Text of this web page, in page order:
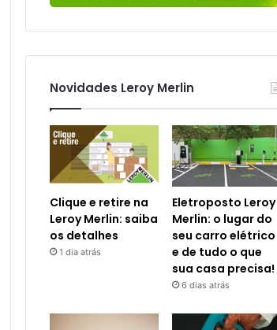
Novidades Leroy Merlin
Clique e retire na
Leroy Merlin: saiba
os detalhes
1 dia atrás
Eletroposto Leroy
Merlin: o lugar do
seu carro elétrico
e de tudo o que
sua casa precisa!
6 dias atrás